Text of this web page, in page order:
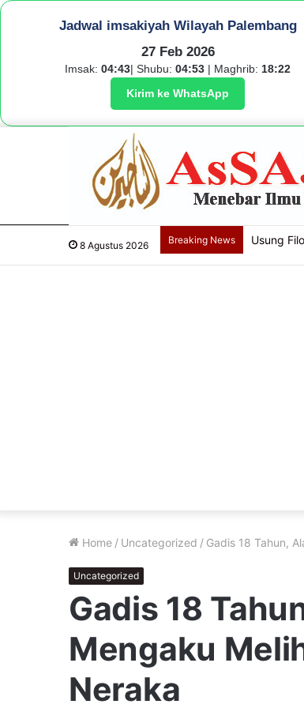
Jadwal imsakiyah Wilayah Palembang
27 Feb 2026
Imsak: 04:43| Shubu: 04:53 | Maghrib: 18:22
Kirim ke WhatsApp
8 Agustus 2026 Breaking News Usung
Home / Uncategorized / Gadis 18 Tahun,
Uncategorized
Gadis 18
Mengaku
Neraka